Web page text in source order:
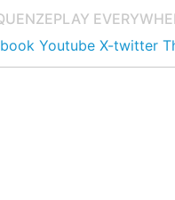
PLAY
Youtube X-twitter